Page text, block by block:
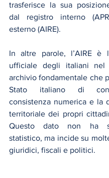
trasferisce la sua
dal registro interno
esterno (AIRE).
In altre parole, l’AIRE è
ufficiale degli italiani nel
archivio fondamentale che
Stato italiano di
consistenza numerica e la
territoriale dei propri
Questo dato non ha
statistico, ma incide su
giuridici, fiscali e politici.